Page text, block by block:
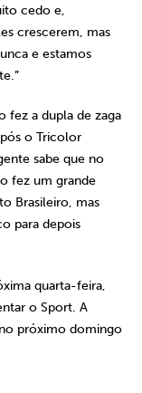
cedo e,
crescerem, mas
e estamos
fez a dupla de zaga
o Tricolor
sabe que no
fez um grande
Brasileiro, mas
para depois
quarta-feira,
o Sport. A
próximo domingo